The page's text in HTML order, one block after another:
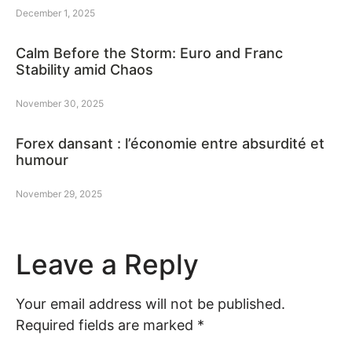
December 1, 2025
Calm Before the Storm: Euro and Franc
Stability amid Chaos
November 30, 2025
Forex dansant : l’économie entre absurdité et
humour
November 29, 2025
Leave a Reply
Your email address will not be published.
Required fields are marked *